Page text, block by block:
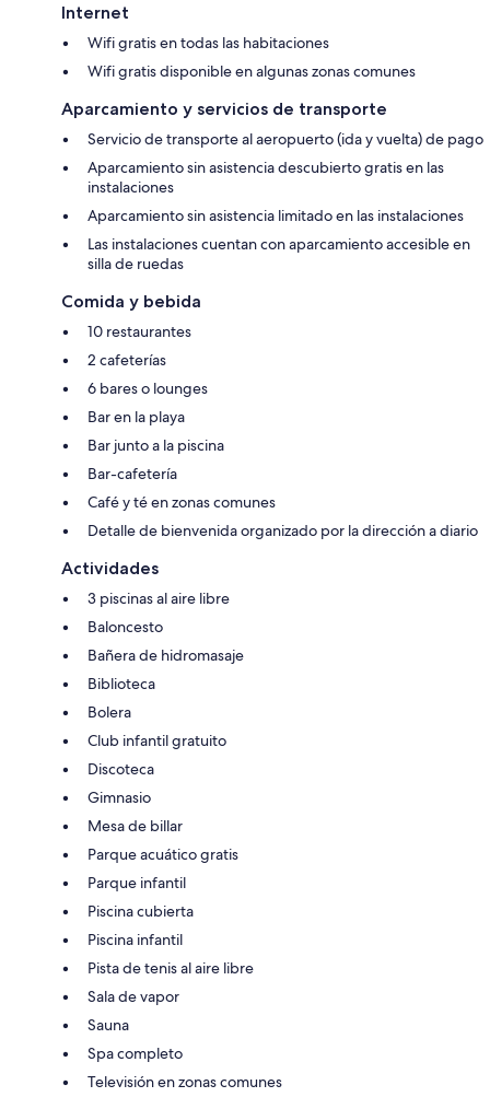
Internet
Wifi gratis en todas las habitaciones
Wifi gratis disponible en algunas zonas comunes
Aparcamiento y servicios de transporte
Servicio de transporte al aeropuerto (ida y vuelta) de pago
Aparcamiento sin asistencia descubierto gratis en las
instalaciones
Aparcamiento sin asistencia limitado en las instalaciones
Las instalaciones cuentan con aparcamiento accesible en
silla de ruedas
Comida y bebida
10 restaurantes
2 cafeterías
6 bares o lounges
Bar en la playa
Bar junto a la piscina
Bar-cafetería
Café y té en zonas comunes
Detalle de bienvenida organizado por la dirección a diario
Actividades
3 piscinas al aire libre
Baloncesto
Bañera de hidromasaje
Biblioteca
Bolera
Club infantil gratuito
Discoteca
Gimnasio
Mesa de billar
Parque acuático gratis
Parque infantil
Piscina cubierta
Piscina infantil
Pista de tenis al aire libre
Sala de vapor
Sauna
Spa completo
Televisión en zonas comunes